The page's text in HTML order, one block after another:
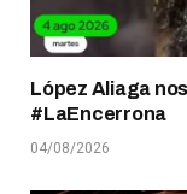
López Aliaga
#LaEncerrona
04/08/2026